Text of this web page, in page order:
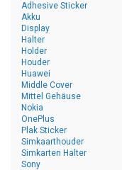
Adhesive Sticker
Akku
Display
Halter
Holder
Houder
Huawei
Middle Cover
Mittel Gehäuse
Nokia
OnePlus
Plak Sticker
Simkaarthouder
Simkarten Halter
Sony